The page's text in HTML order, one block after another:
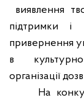
виявлення
підтримки і
привернення
в
організації
На